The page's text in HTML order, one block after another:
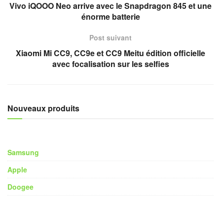
Vivo iQOOO Neo arrive avec le Snapdragon 845 et une
énorme batterie
Post suivant
Xiaomi Mi CC9, CC9e et CC9 Meitu édition officielle
avec focalisation sur les selfies
Nouveaux produits
Samsung
Apple
Doogee